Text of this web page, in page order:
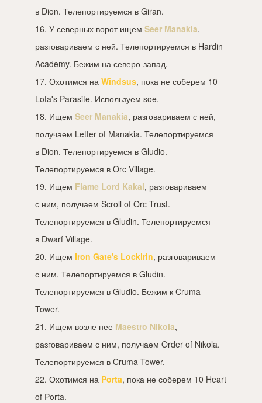
в Dion. Телепортируемся в Giran.
16. У северных ворот ищем Seer Manakia,
разговариваем с ней. Телепортируемся в Hardin
Academy. Бежим на северо-запад.
17. Охотимся на Windsus, пока не соберем 10
Lota's Parasite. Используем soe.
18. Ищем Seer Manakia, разговариваем с ней,
получаем Letter of Manakia. Телепортируемся
в Dion. Телепортируемся в Gludio.
Телепортируемся в Orc Village.
19. Ищем Flame Lord Kakai, разговариваем
с ним, получаем Scroll of Orc Trust.
Телепортируемся в Gludin. Телепортируемся
в Dwarf Village.
20. Ищем Iron Gate's Lockirin, разговариваем
с ним. Телепортируемся в Gludin.
Телепортируемся в Gludio. Бежим к Cruma
Tower.
21. Ищем возле нее Maestro Nikola,
разговариваем с ним, получаем Order of Nikola.
Телепортируемся в Cruma Tower.
22. Охотимся на Porta, пока не соберем 10 Heart
of Porta.